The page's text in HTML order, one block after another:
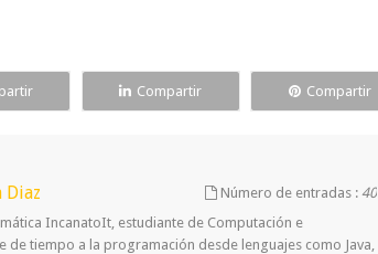
Compartir Compartir
Diaz Número de entradas :40
IncanatoIt, estudiante de Computación e
tiempo a la programación desde lenguajes como Java,